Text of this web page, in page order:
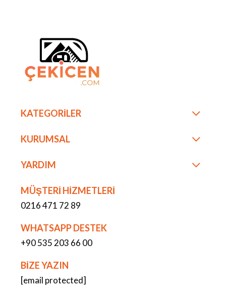
KATEGORİLER
KURUMSAL
YARDIM
MÜŞTERİ HİZMETLERİ
0216 471 72 89
WHATSAPP DESTEK
+90 535 203 66 00
BİZE YAZIN
[email protected]